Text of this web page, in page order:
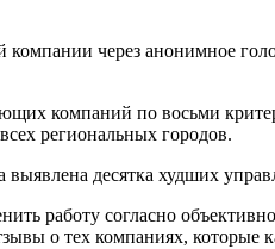
через анонимное
компаний по восьми
региональных городов.
выявлена десятка худших
работу согласно
о тех компаниях,